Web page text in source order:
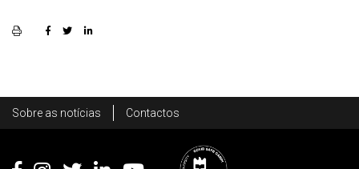
Footer
Sobre as notícias Contactos